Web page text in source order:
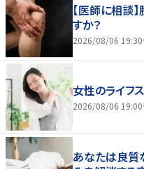
【医師に相談
すか？
2026/08/06 19:30
女性のライフ
2026/08/06 19:00
あなたは良質